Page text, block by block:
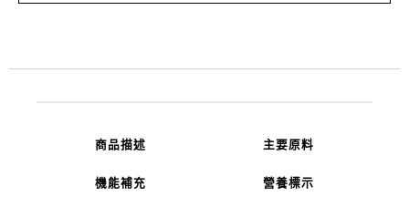
數
商品描述 主要原料
機能補充 營養標示